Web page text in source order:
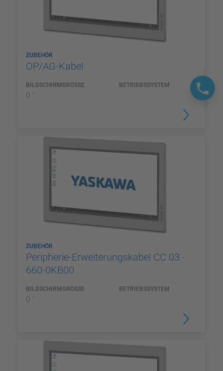
ZUBEHÖR
OP/AG-Kabel
BILDSCHIRMGRÖSSE
0 "
BETRIEBSSYSTEM
ZUBEHÖR
Peripherie-Erweiterungskabel CC 03 -
660-0KB00
BILDSCHIRMGRÖSSE
0 "
BETRIEBSSYSTEM